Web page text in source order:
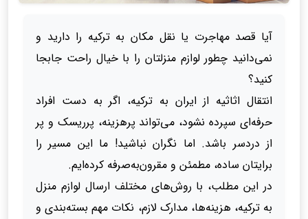
آیا قصد مهاجرت یا نقل مکان به ترکیه را دارید و
نمی‌دانید چطور لوازم منزلتان را با خیال راحت جابجا
کنید؟
انتقال اثاثیه از ایران به ترکیه، اگر به دست افراد
حرفه‌ای سپرده نشود، می‌تواند پرهزینه، پرریسک و پر
از دردسر باشد. اما نگران نباشید! ما این مسیر را
برایتان ساده، مطمئن و مقرون‌به‌صرفه کرده‌ایم.
در این مطلب، با روش‌های مختلف ارسال لوازم منزل
به ترکیه، هزینه‌ها، مدارک لازم، نکات مهم بسته‌بندی و